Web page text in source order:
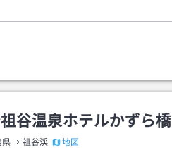
谷温泉ホテルかずら橋
県 祖谷渓
地図